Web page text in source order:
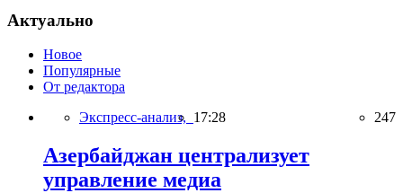
Актуально
Новое
Популярные
От редактора
Экспресс-анализ, 17:28 247
Азербайджан централизует
управление медиа